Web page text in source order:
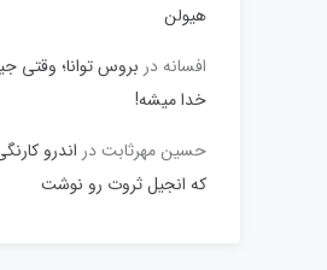
هیولن
افسانه در بروس توانا؛ وقتی
خدا میشه!
حسین مهرثابتدر اندرو
که انجیل ثروت رو نوشت